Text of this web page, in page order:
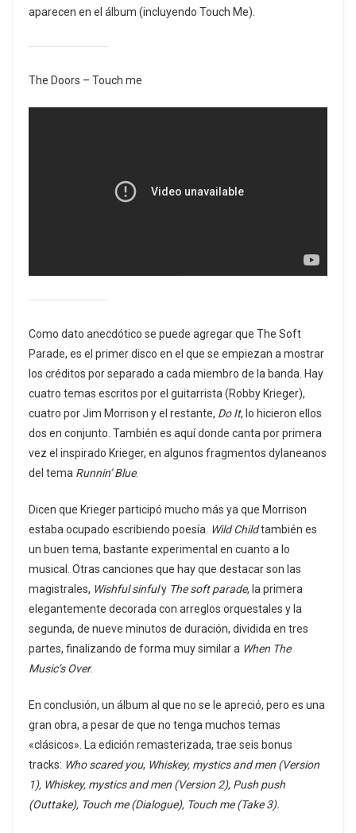
aparecen en el álbum (incluyendo Touch Me).
The Doors – Touch me
Como dato anecdótico se puede agregar que The Soft
Parade, es el primer disco en el que se empiezan a mostrar
los créditos por separado a cada miembro de la banda. Hay
cuatro temas escritos por el guitarrista (Robby Krieger),
cuatro por Jim Morrison y el restante, Do It, lo hicieron ellos
dos en conjunto. También es aquí donde canta por primera
vez el inspirado Krieger, en algunos fragmentos dylaneanos
del tema Runnin’ Blue.
Dicen que Krieger participó mucho más ya que Morrison
estaba ocupado escribiendo poesía. Wild Childtambién es
un buen tema, bastante experimental en cuanto a lo
musical. Otras canciones que hay que destacar son las
magistrales, Wishful sinfuly The soft parade, la primera
elegantemente decorada con arreglos orquestales y la
segunda, de nueve minutos de duración, dividida en tres
partes, finalizando de forma muy similar a When The
Music’s Over.
En conclusión, un álbum al que no se le apreció, pero es una
gran obra, a pesar de que no tenga muchos temas
«clásicos». La edición remasterizada, trae seis bonus
tracks: Who scared you, Whiskey, mystics and men (Version
1), Whiskey, mystics and men (Version 2), Push push
(Outtake), Touch me (Dialogue), Touch me (Take 3).